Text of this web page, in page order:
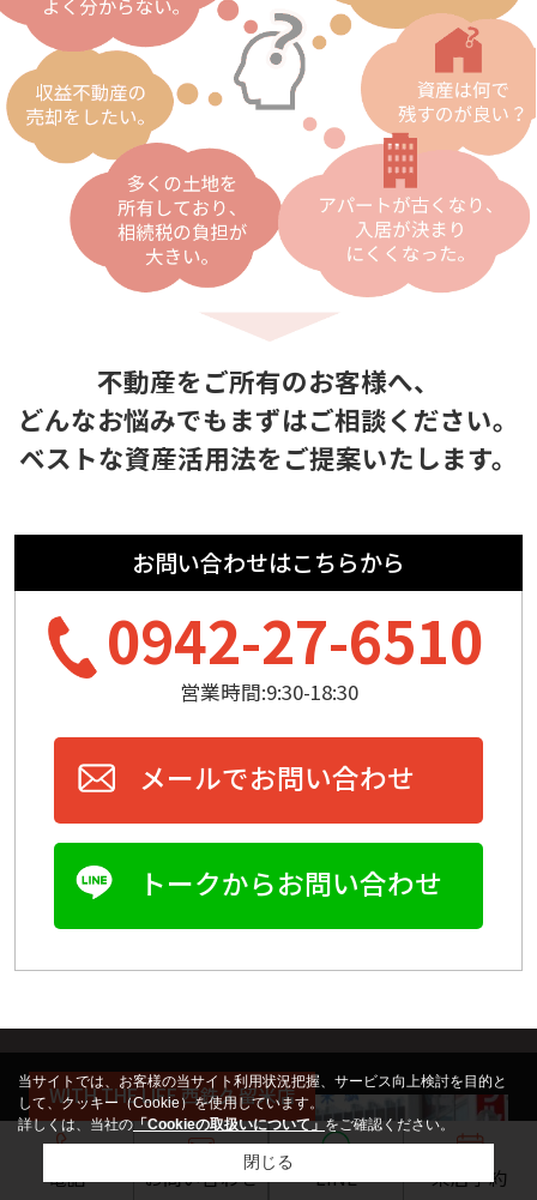
不動産をご所有のお客様へ、
どんなお悩みでもまずはご相談ください。
ベストな資産活用法をご提案いたします。
お問い合わせはこちらから
0942-27-6510
営業時間:9:30-18:30
メールでお問い合わせ
トークからお問い合わせ
WITH THE LIFE 西鉄久留米店
電話 お問い合わせ LINE 来店予約
当サイトでは、お客様の当サイト利用状況把握、サービス向上検討を目的と
して、クッキー（Cookie）を使用しています。
詳しくは、当社の「Cookieの取扱いについて」をご確認ください。
閉じる